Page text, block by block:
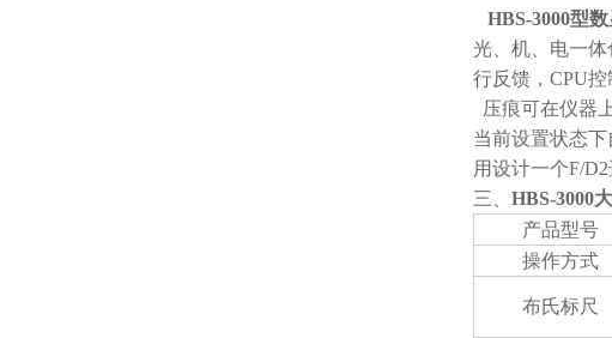
HBS-3000型
光、机、电一
行反馈，CPU
压痕可在仪器
当前设置状态
用设计一个F/
三、 HBS-3000
产品型号
操作方式
布氏标尺